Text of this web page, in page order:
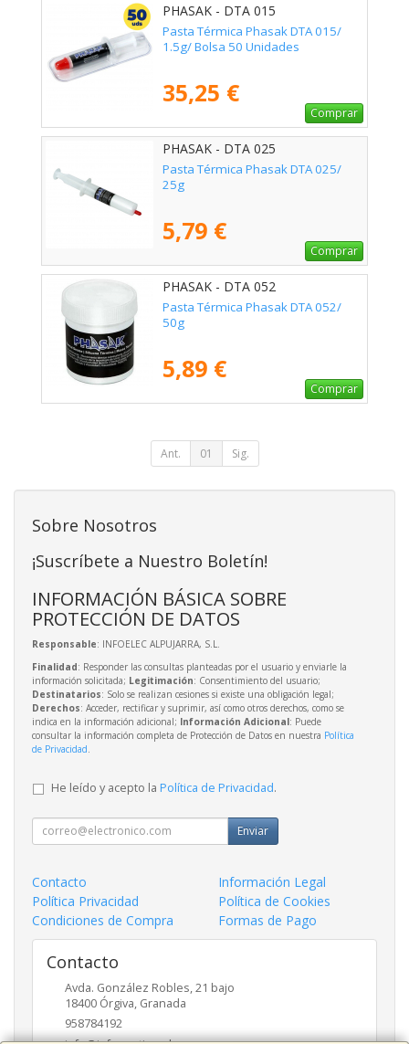
PHASAK - DTA 015
Pasta Térmica Phasak DTA 015/
1.5g/ Bolsa 50 Unidades
35,25 €
Comprar
PHASAK - DTA 025
Pasta Térmica Phasak DTA 025/
25g
5,79 €
Comprar
PHASAK - DTA 052
Pasta Térmica Phasak DTA 052/
50g
5,89 €
Comprar
Ant. 01 Sig.
Sobre Nosotros
¡Suscríbete a Nuestro Boletín!
INFORMACIÓN BÁSICA SOBRE
PROTECCIÓN DE DATOS
Responsable: INFOELEC ALPUJARRA, S.L.
Finalidad: Responder las consultas planteadas por el usuario y enviarle la
información solicitada; Legitimación: Consentimiento del usuario;
Destinatarios: Solo se realizan cesiones si existe una obligación legal;
Derechos: Acceder, rectificar y suprimir, así como otros derechos, como se
indica en la información adicional; Información Adicional: Puede
consultar la información completa de Protección de Datos en nuestra Política
de Privacidad
He leído y acepto la Política de Privacidad.
Enviar
Contacto
Información Legal
Política Privacidad
Política de Cookies
Condiciones de Compra
Formas de Pago
Contacto
Avda. González Robles, 21 bajo
18400 Órgiva, Granada
958784192